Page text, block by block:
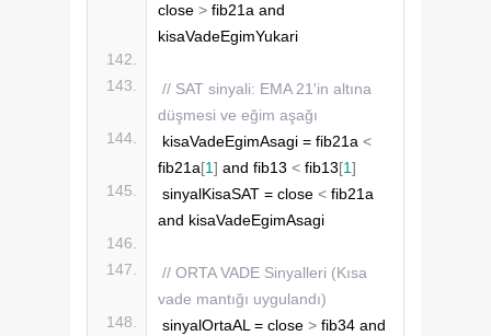
close > fib21a and
kisaVadeEgimYukari
// SAT sinyali: EMA 21'in altına
düşmesi ve eğim aşağı
kisaVadeEgimAsagi = fib21a <
fib21a[1] and fib13 < fib13[1]
sinyalKisaSAT = close < fib21a
and kisaVadeEgimAsagi
// ORTA VADE Sinyalleri (Kısa
vade mantığı uygulandı)
sinyalOrtaAL = close > fib34 and